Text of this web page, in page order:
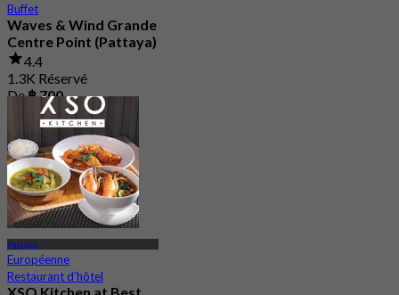
Buffet
Waves & Wind Grande
Centre Point (Pattaya)
4.4
1.3K Réservé
De฿ 700
Pattaya
Européenne
Restaurant d'hôtel
XSO Kitchen at Best